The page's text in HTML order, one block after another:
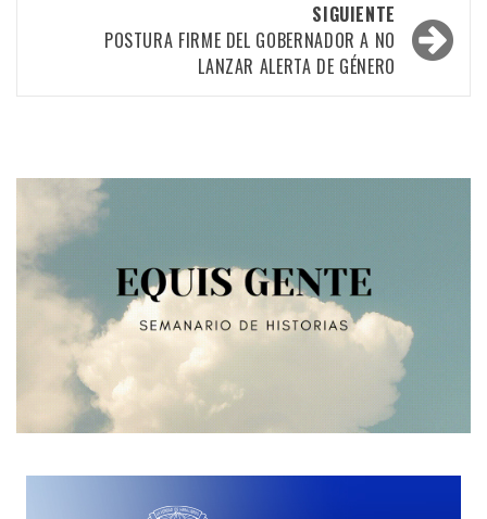
entradas
SIGUIENTE
POSTURA FIRME DEL GOBERNADOR A NO
LANZAR ALERTA DE GÉNERO